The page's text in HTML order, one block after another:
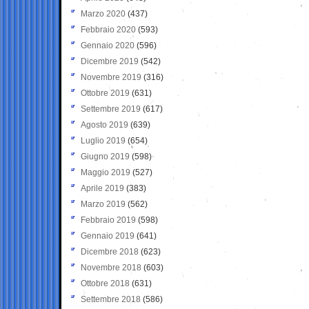
Marzo 2020 (437)
Febbraio 2020 (593)
Gennaio 2020 (596)
Dicembre 2019 (542)
Novembre 2019 (316)
Ottobre 2019 (631)
Settembre 2019 (617)
Agosto 2019 (639)
Luglio 2019 (654)
Giugno 2019 (598)
Maggio 2019 (527)
Aprile 2019 (383)
Marzo 2019 (562)
Febbraio 2019 (598)
Gennaio 2019 (641)
Dicembre 2018 (623)
Novembre 2018 (603)
Ottobre 2018 (631)
Settembre 2018 (586)